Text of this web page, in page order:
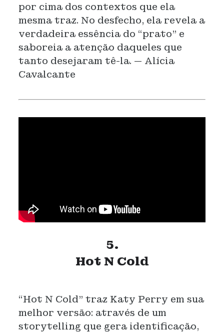
por cima dos contextos que ela
mesma traz. No desfecho, ela revela a
verdadeira essência do “prato” e
saboreia a atenção daqueles que
tanto desejaram tê-la. — Alícia
Cavalcante
5.
Hot N Cold
“Hot N Cold” traz Katy Perry em sua
melhor versão: através de um
storytelling que gera identificação,